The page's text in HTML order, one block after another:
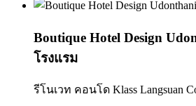
Boutique Hotel Design
โรงแรม
รีโนเวท คอนโด Klass Langsuan